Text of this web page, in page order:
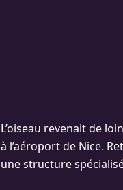
L’oiseau revenait de
à l’aéroport de Nice.
une structure